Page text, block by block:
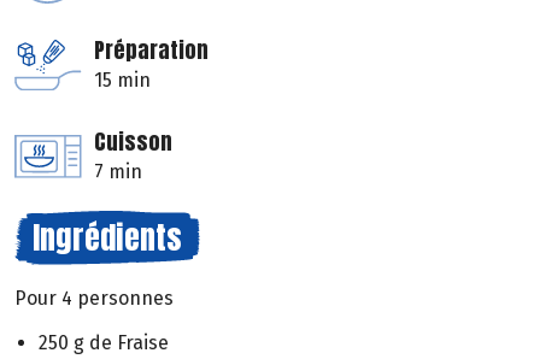
Préparation
15 min
Cuisson
7 min
Ingrédients
Pour 4 personnes
250 g de Fraise